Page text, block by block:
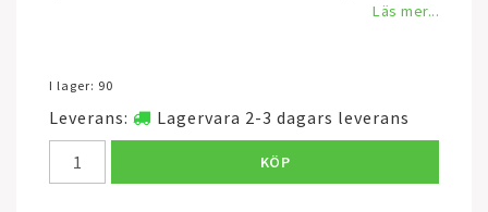
Läs mer...
I lager: 90
Leverans: Lagervara 2-3 dagars leverans
KÖP